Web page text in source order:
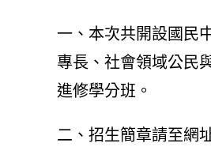
一、本次共開設國民
專長、社會領域公民
進修學分班。
二、招生簡章請至網